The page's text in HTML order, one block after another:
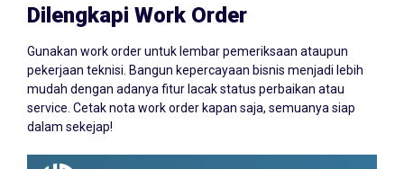
Dilengkapi Work Order
Gunakan work order untuk lembar pemeriksaan ataupun
pekerjaan teknisi. Bangun kepercayaan bisnis menjadi lebih
mudah dengan adanya fitur lacak status perbaikan atau
service. Cetak nota work order kapan saja, semuanya siap